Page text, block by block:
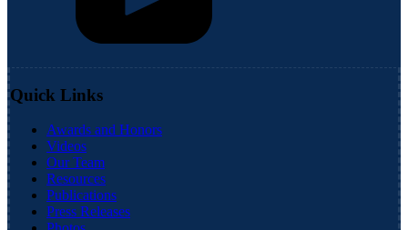
Quick Links
Awards and Honors
Videos
Our Team
Resources
Publications
Press Releases